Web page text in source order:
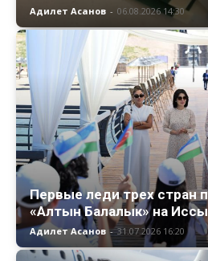
Адилет Асанов - 06.08.2026 14:30
Первые леди трех стран
«Алтын Балалык» на
Адилет Асанов - 31.07.2026 16:20